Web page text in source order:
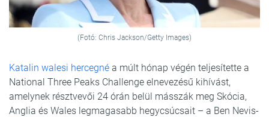
(Fotó: Chris Jackson/Getty Images)
Katalin walesi hercegné a múlt hónap végén teljesítette a
National Three Peaks Challenge elnevezésű kihívást,
amelynek résztvevői 24 órán belül másszák meg Skócia,
Anglia és Wales legmagasabb hegycsúcsait – a Ben Nevis-